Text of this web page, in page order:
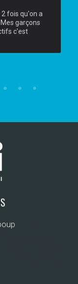
fois qu'on a
garçons
c'est